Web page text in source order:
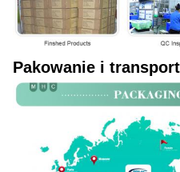
Pakowanie i transport